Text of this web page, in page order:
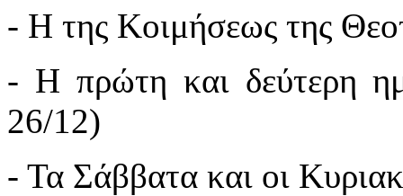
- Η της Κοιμήσεως της
- Η πρώτη και δεύτερη
26/12)
- Τα Σάββατα και οι